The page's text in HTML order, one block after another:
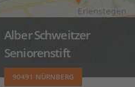
Alber Schweitzer
Seniorenstift
90491 NÜRNBERG